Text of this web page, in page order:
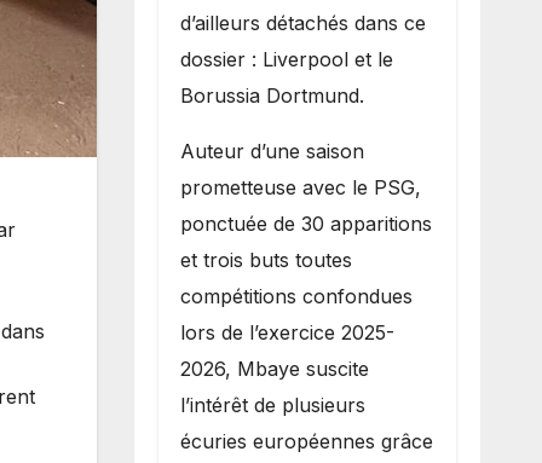
d’ailleurs détachés dans ce
dossier : Liverpool et le
Borussia Dortmund.
Auteur d’une saison
prometteuse avec le PSG,
ponctuée de 30 apparitions
et trois buts toutes
compétitions confondues
lors de l’exercice 2025-
2026, Mbaye suscite
l’intérêt de plusieurs
écuries européennes grâce